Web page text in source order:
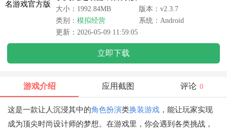
大小：1992.84MB
版本：v2.3.7
类别： 模拟经营
系统：Android
更新：2026-05-09 11:59:05
立即下载
游戏介绍 应用截图 评论 0
这是一款让人沉浸其中的角色扮演类换装游戏 ，能让玩家实现
成为顶尖时尚设计师的梦想。在游戏里，你会遇到各类挑战，